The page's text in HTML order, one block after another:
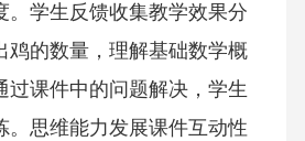
。学生反馈收集教学效果分
鸡的数量，理解基础数学概
过课件中的问题解决，学生
。思维能力发展课件互动性